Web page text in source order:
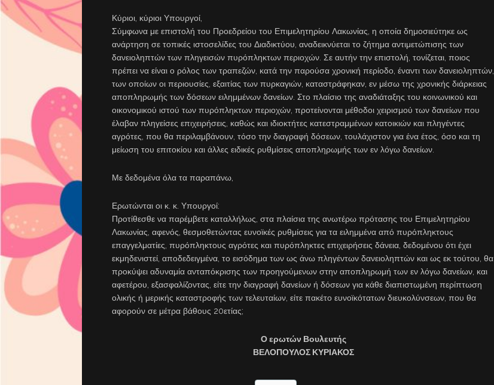
Κύριοι, κύριοι Υπουργοί,
Σύμφωνα με επιστολή του Προεδρείου του Επιμελητηρίου Λακωνίας, η οποία δημοσιεύτηκε ως
ανάρτηση σε τοπικές ιστοσελίδες του Διαδικτύου, αναδεικνύεται το ζήτημα αντιμετώπισης των
δανειοληπτών των πληγεισών πυρόπληκτων περιοχών. Σε αυτήν την επιστολή, τονίζεται, ποιος
πρέπει να είναι ο ρόλος των τραπεζών, κατά την παρούσα χρονική περίοδο, έναντι των δανειοληπτών,
των οποίων οι περιουσίες, εξαιτίας των πυρκαγιών, καταστράφηκαν, εν μέσω της χρονικής διάρκειας
αποπληρωμής των δόσεων ειλημμένων δανείων. Στο πλαίσιο της αναδιάταξης του κοινωνικού και
οικονομικού ιστού των πυρόπληκτων περιοχών, προτείνονται μέθοδοι χειρισμού των δανείων που
έλαβαν πληγείσες επιχειρήσεις, καθώς και ιδιοκτήτες κατεστραμμένων κατοικιών και πληγέντες
αγρότες, που θα περιλαμβάνουν, τόσο την διαγραφή δόσεων, τουλάχιστον για ένα έτος, όσο και τη
μείωση του επιτοκίου και άλλες ειδικές ρυθμίσεις αποπληρωμής των εν λόγω δανείων.
Με δεδομένα όλα τα παραπάνω,
Ερωτώνται οι κ. κ. Υπουργοί:
Προτίθεσθε να παρέμβετε καταλλήλως, στα πλαίσια της ανωτέρω πρότασης του Επιμελητηρίου
Λακωνίας, αφενός, θεσμοθετώντας ευνοϊκές ρυθμίσεις για τα ειλημμένα από πυρόπληκτους
επαγγελματίες, πυρόπληκτους αγρότες και πυρόπληκτες επιχειρήσεις δάνεια, δεδομένου ότι έχει
εκμηδενιστεί, αποδεδειγμένα, το εισόδημα των ως άνω πληγέντων δανειοληπτών και ως εκ τούτου, θα
προκύψει αδυναμία ανταπόκρισης των προηγούμενων στην αποπληρωμή των εν λόγω δανείων, και
αφετέρου, εξασφαλίζοντας, είτε την διαγραφή δανείων ή δόσεων για κάθε διαπιστωμένη περίπτωση
ολικής ή μερικής καταστροφής των τελευταίων, είτε πακέτο ευνοϊκότατων διευκολύνσεων, που θα
αφορούν σε μέτρα βάθους 20ετίας;
Ο ερωτών Βουλευτής
ΒΕΛΟΠΟΥΛΟΣ ΚΥΡΙΑΚΟΣ